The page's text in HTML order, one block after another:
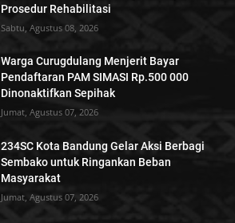
Prosedur Rehabilitasi
Sabtu, Agustus 08, 2026
Warga Curugdulang Menjerit Bayar
Pendaftaran PAM SIMASI Rp.500 000
Dinonaktifkan Sepihak
Jumat, Agustus 07, 2026
234SC Kota Bandung Gelar Aksi Berbagi
Sembako untuk Ringankan Beban
Masyarakat
Jumat, Agustus 07, 2026